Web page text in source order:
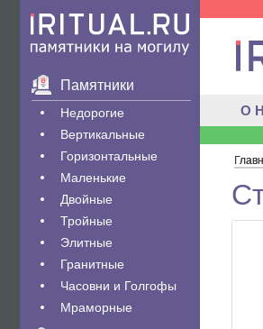
Памятники
Недорогие
Вертикальные
Горизонтальные
Маленькие
Двойные
Тройные
Элитные
Гранитные
Часовни и Голгофы
Мраморные
О